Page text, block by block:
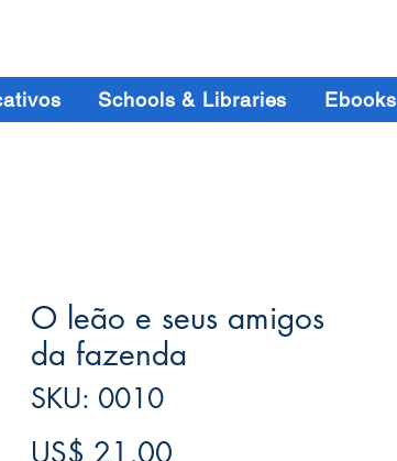
Schools & Libraries Ebooks
O leão e seus amigos
da fazenda
SKU: 0010
US$ 21,00